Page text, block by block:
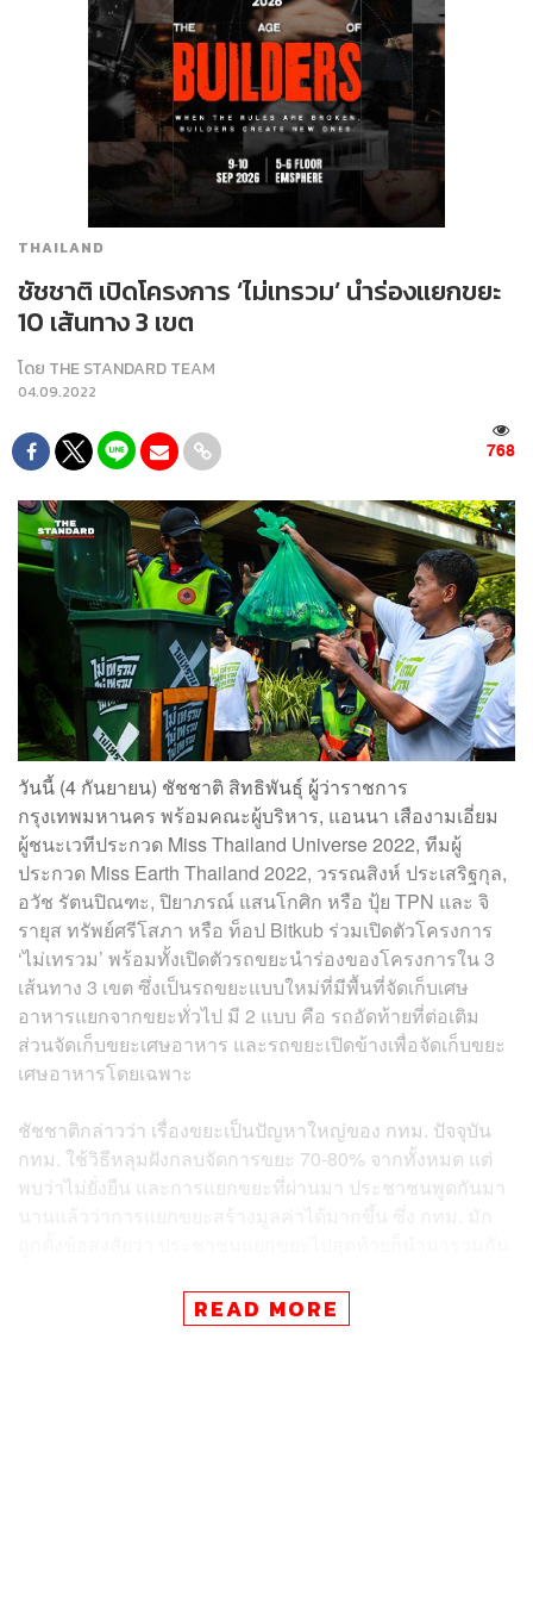
THAILAND
ชัชชาติ เปิดโครงการ ‘ไม่เทรวม’ นำร่องแยกขยะ
10 เส้นทาง 3 เขต
โดย THE STANDARD TEAM
04.09.2022
768
วันนี้ (4 กันยายน) ชัชชาติ สิทธิพันธุ์ ผู้ว่าราชการ
กรุงเทพมหานคร พร้อมคณะผู้บริหาร, แอนนา เสืองามเอี่ยม
ผู้ชนะเวทีประกวด Miss Thailand Universe 2022, ทีมผู้
ประกวด Miss Earth Thailand 2022, วรรณสิงห์ ประเสริฐกุล,
อวัช รัตนปิณฑะ, ปิยาภรณ์ แสนโกศิก หรือ ปุ้ย TPN และ จิ
รายุส ทรัพย์ศรีโสภา หรือ ท็อป Bitkub ร่วมเปิดตัวโครงการ
‘ไม่เทรวม’ พร้อมทั้งเปิดตัวรถขยะนำร่องของโครงการใน 3
เส้นทาง 3 เขต ซึ่งเป็นรถขยะแบบใหม่ที่มีพื้นที่จัดเก็บเศษ
อาหารแยกจากขยะทั่วไป มี 2 แบบ คือ รถอัดท้ายที่ต่อเติม
ส่วนจัดเก็บขยะเศษอาหาร และรถขยะเปิดข้างเพื่อจัดเก็บขยะ
เศษอาหารโดยเฉพาะ
ชัชชาติกล่าวว่า เรื่องขยะเป็นปัญหาใหญ่ของ กทม. ปัจจุบัน
กทม. ใช้วิธีหลุมฝังกลบจัดการขยะ 70-80% จากทั้งหมด แต่
พบว่าไม่ยั่งยืน และการแยกขยะที่ผ่านมา ประชาชนพูดกันมา
ฉะนั้นจึงถึงเวลาแล้วที่จะจัดกระบวนการจากต้นน้ำถึงปลาย
READ MORE